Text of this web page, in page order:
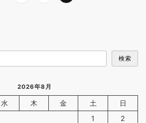
検索
2026年8月
水 木 金 土
日
1
2